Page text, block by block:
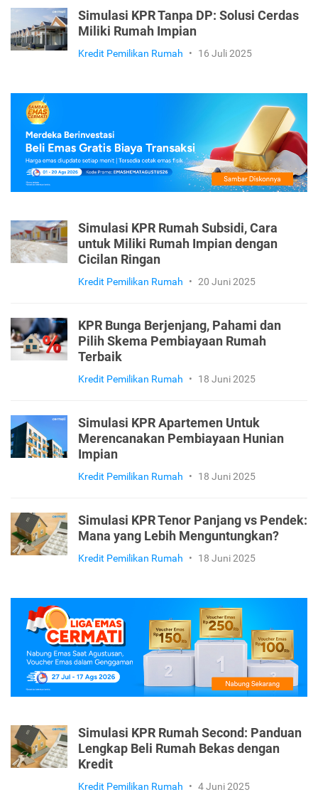
Simulasi KPR Tanpa DP: Solusi Cerdas
Miliki Rumah Impian
Kredit Pemilikan Rumah • 16 Juli 2025
Simulasi KPR Rumah Subsidi, Cara
untuk Miliki Rumah Impian dengan
Cicilan Ringan
Kredit Pemilikan Rumah • 20 Juni 2025
KPR Bunga Berjenjang, Pahami dan
Pilih Skema Pembiayaan Rumah
Terbaik
Kredit Pemilikan Rumah • 18 Juni 2025
Simulasi KPR Apartemen Untuk
Merencanakan Pembiayaan Hunian
Impian
Kredit Pemilikan Rumah • 18 Juni 2025
Simulasi KPR Tenor Panjang vs Pendek:
Mana yang Lebih Menguntungkan?
Kredit Pemilikan Rumah • 18 Juni 2025
Simulasi KPR Rumah Second: Panduan
Lengkap Beli Rumah Bekas dengan
Kredit
Kredit Pemilikan Rumah • 4 Juni 2025